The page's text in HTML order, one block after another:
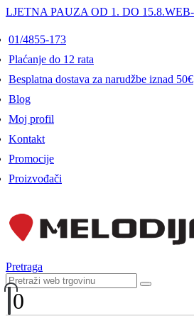
LJETNA PAUZA OD 1. DO 15.8.
01/4855-173
Plaćanje do 12 rata
Besplatna dostava za narudžbe iznad 50€
Blog
Moj profil
Kontakt
Promocije
Proizvođači
Pretraga
0